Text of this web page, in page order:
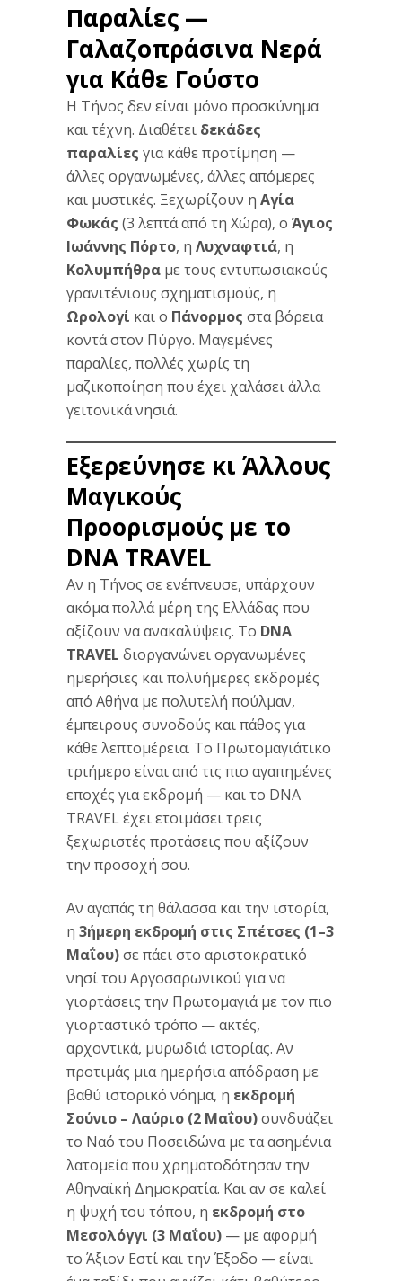
Παραλίες —
Γαλαζοπράσινα Νερά
για Κάθε Γούστο
Η Τήνος δεν είναι μόνο προσκύνημα
και τέχνη. Διαθέτει δεκάδες
παραλίες για κάθε προτίμηση —
άλλες οργανωμένες, άλλες απόμερες
και μυστικές. Ξεχωρίζουν η Αγία
Φωκάς (3 λεπτά από τη Χώρα), ο Άγιος
Ιωάννης Πόρτο, η Λυχναφτιά, η
Κολυμπήθρα με τους εντυπωσιακούς
γρανιτένιους σχηματισμούς, η
Ωρολογί και ο Πάνορμος στα βόρεια
κοντά στον Πύργο. Μαγεμένες
παραλίες, πολλές χωρίς τη
μαζικοποίηση που έχει χαλάσει άλλα
γειτονικά νησιά.
Εξερεύνησε κι Άλλους
Μαγικούς
Προορισμούς με το
DNA TRAVEL
Αν η Τήνος σε ενέπνευσε, υπάρχουν
ακόμα πολλά μέρη της Ελλάδας που
αξίζουν να ανακαλύψεις. Το DNA
TRAVEL διοργανώνει οργανωμένες
ημερήσιες και πολυήμερες εκδρομές
από Αθήνα με πολυτελή πούλμαν,
έμπειρους συνοδούς και πάθος για
κάθε λεπτομέρεια. Το Πρωτομαγιάτικο
τριήμερο είναι από τις πιο αγαπημένες
εποχές για εκδρομή — και το DNA
TRAVEL έχει ετοιμάσει τρεις
ξεχωριστές προτάσεις που αξίζουν
την προσοχή σου.
Αν αγαπάς τη θάλασσα και την ιστορία,
η 3ήμερη εκδρομή στις Σπέτσες (1–3
Μαΐου)σε πάει στο αριστοκρατικό
νησί του Αργοσαρωνικού για να
γιορτάσεις την Πρωτομαγιά με τον πιο
γιορταστικό τρόπο — ακτές,
αρχοντικά, μυρωδιά ιστορίας. Αν
προτιμάς μια ημερήσια απόδραση με
βαθύ ιστορικό νόημα, η εκδρομή
Σούνιο – Λαύριο (2 Μαΐου)συνδυάζει
το Ναό του Ποσειδώνα με τα ασημένια
λατομεία που χρηματοδότησαν την
Αθηναϊκή Δημοκρατία. Και αν σε καλεί
η ψυχή του τόπου, η εκδρομή στο
Μεσολόγγι (3 Μαΐου) — με αφορμή
το Άξιον Εστί και την Έξοδο — είναι